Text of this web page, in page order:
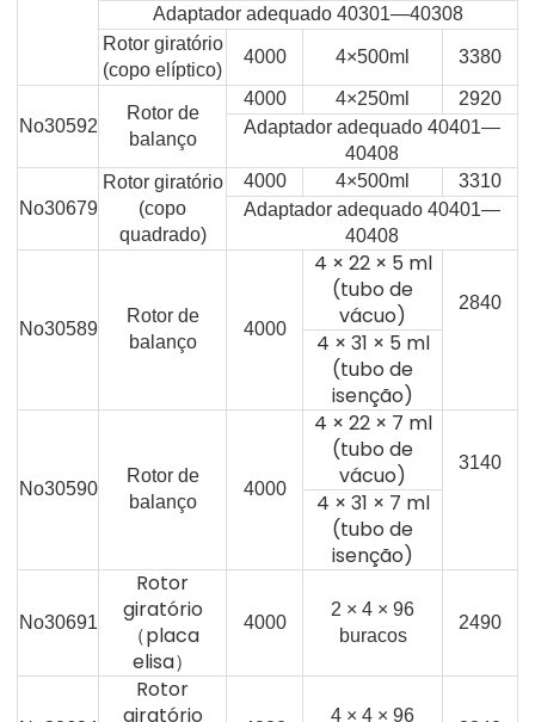
Adaptador adequado 40301—40308
Rotor giratório
(copo elíptico)
4000 4×500ml 3380
No30592
Rotor de
balanço
4000 4×250ml
2920
Adaptador adequado 40401—
40408
No30679
Rotor giratório
(copo
quadrado)
4000 4×500ml
3310
Adaptador adequado 40401—
40408
No30589
Rotor de
balanço
4000
4 × 22 × 5 ml
(tubo de
vácuo)
2840
4 × 31 × 5 ml
(tubo de
isenção)
No30590
Rotor de
balanço
4000
4 × 22 × 7 ml
(tubo de
vácuo)
3140
4 × 31 × 7 ml
(tubo de
isenção)
No30691
Rotor
giratório
（placa
elisa）
4000
2 × 4 × 96
buracos
2490
Rotor
giratório
4 × 4 × 96